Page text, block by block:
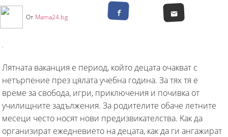
От Mama24.bg
Лятната ваканция е период, който децата очакват с
нетърпение през цялата учебна година. За тях тя е
време за свобода, игри, приключения и почивка от
училищните задължения. За родителите обаче летните
месеци често носят нови предизвикателства. Kак да
организират ежедневието на децата, как да ги ангажират